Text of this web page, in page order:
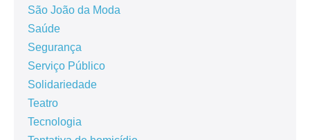
São João da Moda
Saúde
Segurança
Serviço Público
Solidariedade
Teatro
Tecnologia